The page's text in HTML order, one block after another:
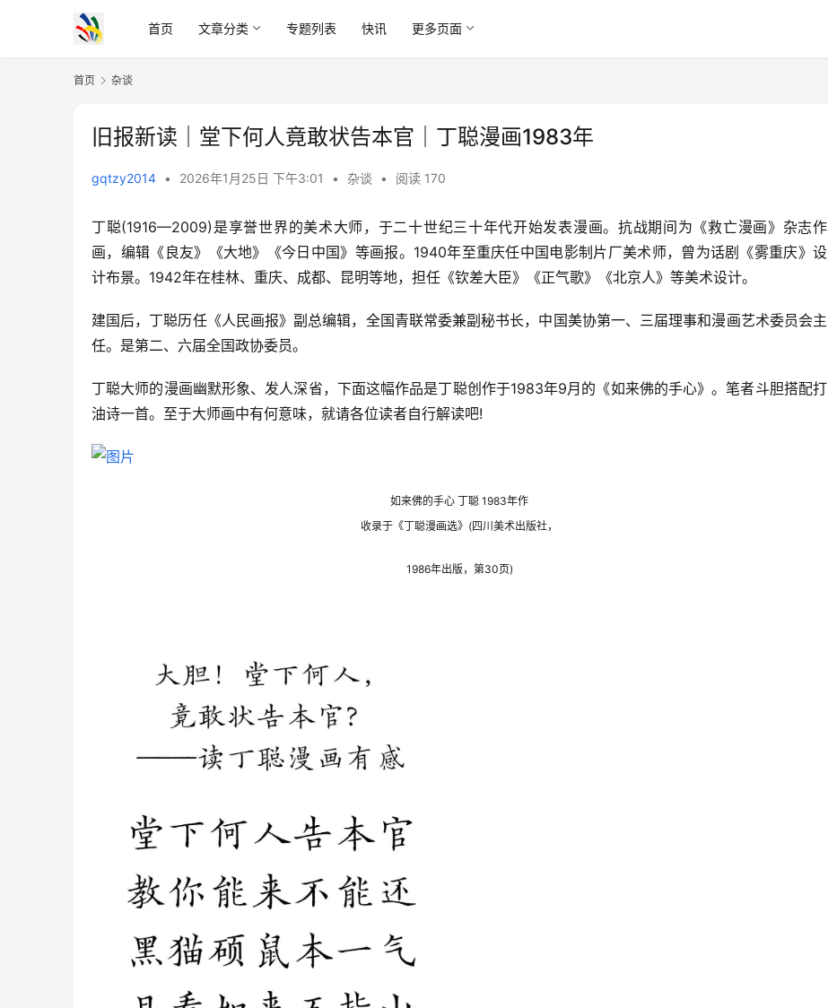
首页 文章分类 专题列表 快讯 更多页面
首页 杂谈
旧报新读｜堂下何人竟敢状告本官｜丁聪漫画1983年
gqtzy2014 • 2026年1月25日 下午3:01 • 杂谈 • 阅读 170
丁聪(1916—2009)是享誉世界的美术大师，于二十世纪三十年代开始发表漫画。抗战期间为《救亡漫画》杂志作
画，编辑《良友》《大地》《今日中国》等画报。1940年至重庆任中国电影制片厂美术师，曾为话剧《雾重庆》设
计布景。1942年在桂林、重庆、成都、昆明等地，担任《钦差大臣》《正气歌》《北京人》等美术设计。
建国后，丁聪历任《人民画报》副总编辑，全国青联常委兼副秘书长，中国美协第一、三届理事和漫画艺术委员会主
任。是第二、六届全国政协委员。
丁聪大师的漫画幽默形象、发人深省，下面这幅作品是丁聪创作于1983年9月的《如来佛的手心》。笔者斗胆搭配打
油诗一首。至于大师画中有何意味，就请各位读者自行解读吧!
如来佛的手心 丁聪 1983年作
收录于《丁聪漫画选》(四川美术出版社，
1986年出版，第30页)